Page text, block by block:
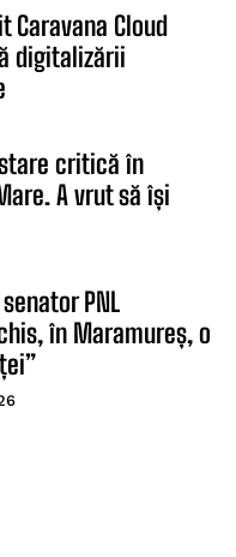
Caravana Cloud
digitalizării
critică în
A vrut să își
PNL
în Maramureș, o